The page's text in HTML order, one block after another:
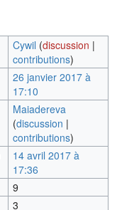
Cywil (discussion |
contributions)
26 janvier 2017 à
17:10
Maiadereva
(discussion |
contributions)
14 avril 2017 à
17:36
9
3